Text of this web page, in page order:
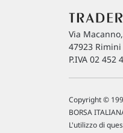
Via
47923 Rimini
P.IVA 02 452
Copyright ©
BORSA
L'utilizzo di